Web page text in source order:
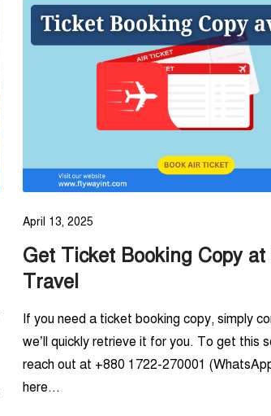
April 13, 2025
Get Ticket Booking Copy at
Travel
If you need a ticket booking copy, simply
we’ll quickly retrieve it for you. To get this
reach out at +880 1722-270001
here...